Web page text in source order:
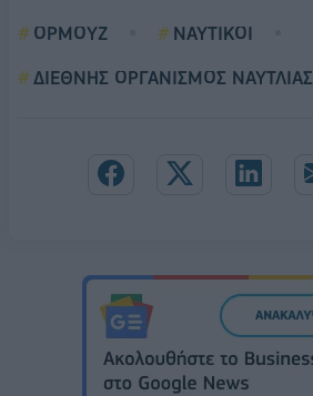
ΟΡΜΟΥΖ
ΝΑΥΤΙΚΟΙ
ΔΙΕΘΝΗΣ ΟΡΓΑΝΙΣΜΟΣ ΝΑΥΤΛΙΑΣ